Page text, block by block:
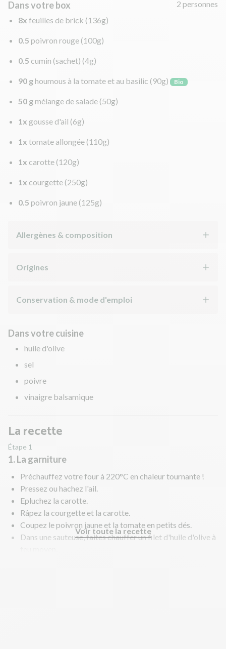
Dans votre box
2 personnes
8x feuilles de brick (136g)
0.5 poivron rouge (100g)
0.5 cumin (sachet) (4g)
90 ghoumous à la tomate et au basilic (90g) Bio
50 gmélange de salade (50g)
1x gousse d'ail (6g)
1x tomate allongée (110g)
1x carotte (120g)
1x courgette (250g)
0.5 poivron jaune (125g)
Allergènes & composition
Origines
Conservation & mode d'emploi
Dans votre cuisine
huile d'olive
sel
poivre
vinaigre balsamique
La recette
Étape 1
1. La garniture
Préchauffez votre four à 220°C en chaleur tournante !
Pressez ou hachez l'ail.
Epluchez la carotte.
Râpez la courgette et la carotte.
Coupez le poivron jaune et la tomate en petits dés.
Dans une sauteuse, faites chauffer un filet d'huile d'olive à
Voir toute la recette